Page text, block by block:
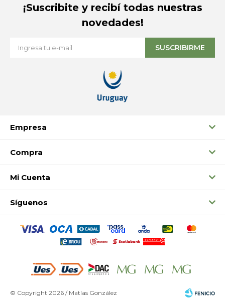
Empresa
Compra
Mi Cuenta
Síguenos
¡Suscribite y recibí todas nuestras
novedades!
SUSCRIBIRME
© Copyright 2026 / Matías González